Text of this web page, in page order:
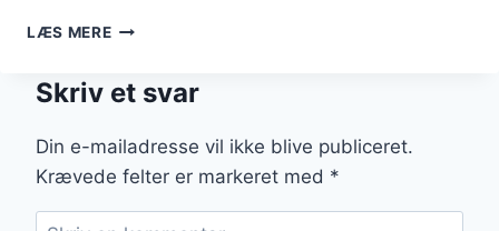
LÆS MEREWOK
OG
I
SOYASAUCE
Skriv et svar
Din e-mailadresse vil ikke blive publiceret.
Krævede felter er markeret med *